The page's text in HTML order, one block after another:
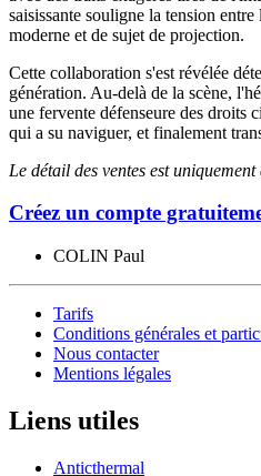
saisissante souligne la tension
moderne et de sujet de projection.
Cette collaboration s'est révélée
génération. Au-delà de la scène,
une fervente défenseure des droits
qui a su naviguer, et finalement
Le détail des ventes est
Créez un compte
COLIN Paul
Tarifs
Conditions générales et
Nous contacter
Mentions légales
Liens utiles
Anticthermal